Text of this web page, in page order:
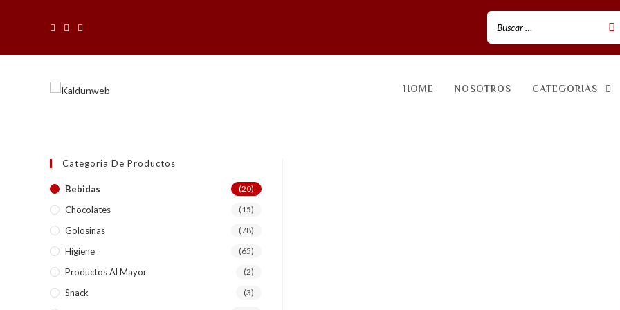
HOME NOSOTROS CATEGORIAS
Categoria De Productos
Bebidas (20)
Chocolates (15)
Golosinas (78)
Higiene (65)
Productos Al Mayor (2)
Snack (3)